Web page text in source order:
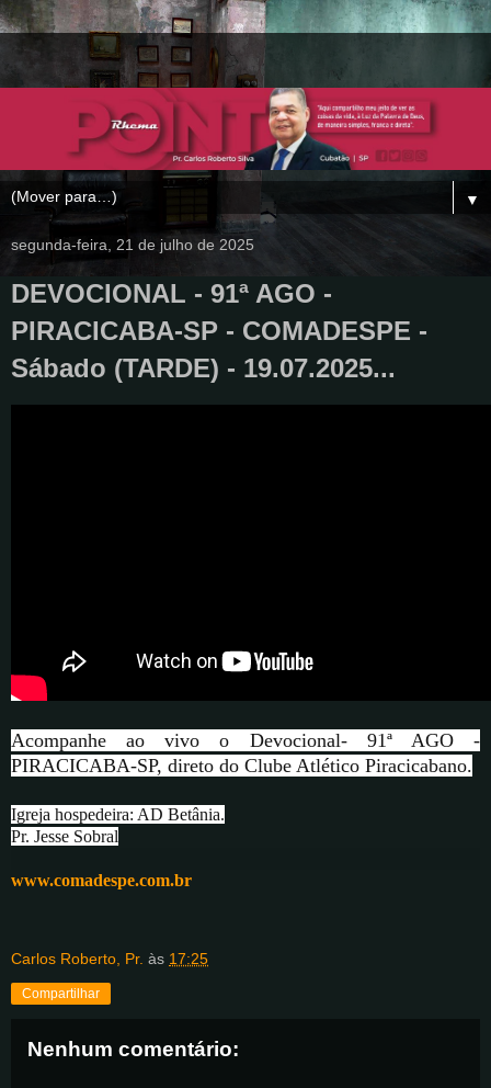
▼
segunda-feira, 21 de julho de 2025
DEVOCIONAL - 91ª AGO -
PIRACICABA-SP - COMADESPE -
Sábado (TARDE) - 19.07.2025...
Acompanhe ao vivo o Devocional- 91ª AGO -
PIRACICABA-SP, direto do Clube Atlético Piracicabano.
Igreja hospedeira: AD Betânia.
Pr. Jesse Sobral
www.comadespe.com.br
Carlos Roberto, Pr. às 17:25
Compartilhar
Nenhum comentário: